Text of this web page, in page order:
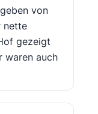
von
nette
gezeigt
waren auch